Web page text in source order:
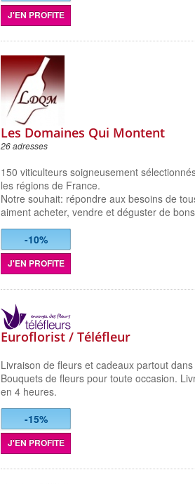
J'EN PROFITE
Les Domaines Qui Montent
26 adresses
150 viticulteurs soigneusement
les régions de France.
Notre souhait: répondre aux besoins de
aiment acheter, vendre et déguster de
-10%
J'EN PROFITE
Euroflorist / Téléfleur
Livraison de fleurs et cadeaux partout
Bouquets de fleurs pour toute occasion.
en 4 heures.
-15%
J'EN PROFITE